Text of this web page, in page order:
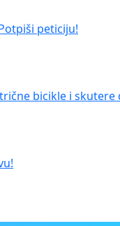
peticiju!
bicikle i skutere